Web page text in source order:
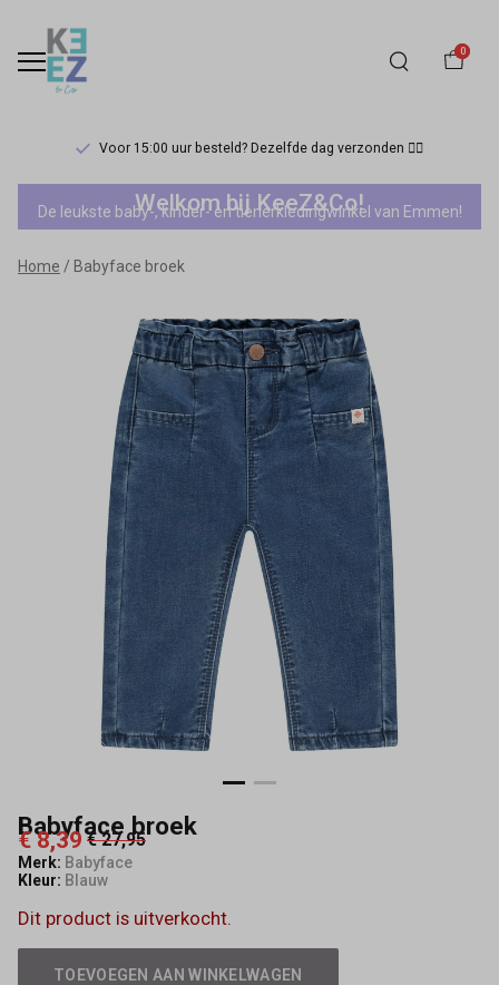
0
Voor 15:00 uur besteld? Dezelfde dag verzonden 🏃‍♀️
Babyface
broek
Keez&Co
Welkom bij KeeZ&Co!
De leukste baby-, kinder- en tienerkledingwinkel van Emmen!
Home Babyface broek
Babyface broek
€ 8,39 € 27,95
Merk: Babyface
Kleur: Blauw
Dit product is uitverkocht.
TOEVOEGEN AAN WINKELWAGEN